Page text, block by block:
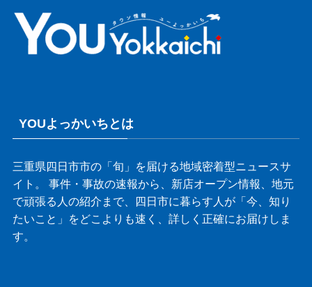
YOUよっかいちとは
三重県四日市市の「旬」を届ける地域密着型ニュースサ
イト。 事件・事故の速報から、新店オープン情報、地元
で頑張る人の紹介まで、四日市に暮らす人が「今、知り
たいこと」をどこよりも速く、詳しく正確にお届けしま
す。